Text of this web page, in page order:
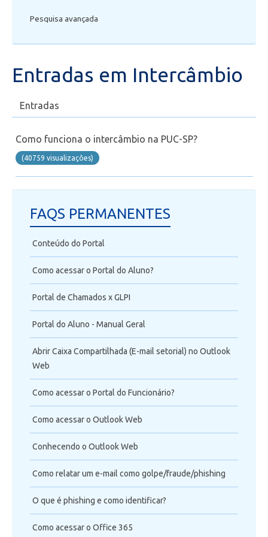
Secretaria de Administração Escolar - SAE
Wifi
Laboratórios
Suporte
Videoconferência
Office 365
Intercâmbio
Feedz
Pesquisa avançada
Entradas em Intercâmbio
Entradas
Como funciona o intercâmbio na PUC-SP?
(40759 visualizaçôes)
FAQS PERMANENTES
Conteúdo do Portal
Como acessar o Portal do Aluno?
Portal de Chamados x GLPI
Portal do Aluno - Manual Geral
Abrir Caixa Compartilhada (E-mail setorial) no Outlook
Web
Como acessar o Portal do Funcionário?
Como acessar o Outlook Web
Conhecendo o Outlook Web
Como relatar um e-mail como golpe/fraude/phishing
O que é phishing e como identificar?
Como acessar o Office 365